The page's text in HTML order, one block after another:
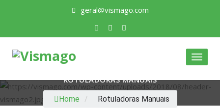
geral@vismago.com
ROTULADORAS MANUAIS
Home / Rotuladoras Manuais